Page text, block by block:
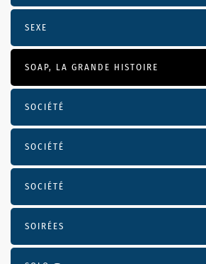
SEXE
SOAP, LA GRANDE HISTOIRE
SOCIÉTÉ
SOCIÉTÉ
SOCIÉTÉ
SOIRÉES